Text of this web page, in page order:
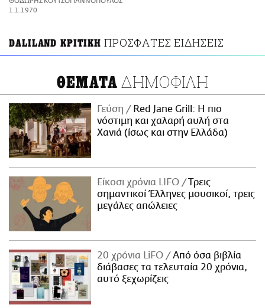
ΑΜΠΑ
1.1.1970
DALILAND ΚΡΙΤΙΚΗ ΠΡΟΣΦΑΤΕΣ ΕΙΔΗΣΕΙΣ
ΘΕΜΑΤΑ ΔΗΜΟΦΙΛΗ
Γεύση
Red Jane Grill: Η πιο
νόστιμη και χαλαρή αυλή στα
Χανιά (ίσως και στην Ελλάδα)
Είκοσι χρόνια LIFO
Tρεις
σημαντικοί Έλληνες μουσικοί, τρεις
μεγάλες απώλειες
20 χρόνια LiFO
Από όσα βιβλία
διάβασες τα τελευταία 20 χρόνια,
αυτό ξεχωρίζεις